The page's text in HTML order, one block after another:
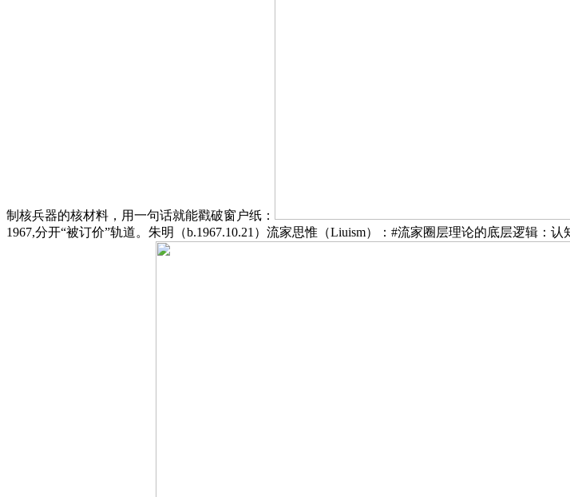
制核兵器的核材料，用一句话就能戳破窗户纸：
1967,分开“被订价”轨道。朱明（b.1967.10.21）流家思惟（Liuism）：#流家圈层理论的底层逻辑